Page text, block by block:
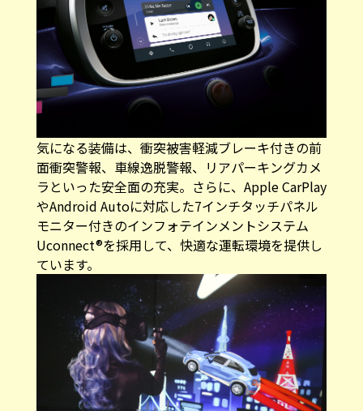
気になる装備は、衝突被害軽減ブレーキ付きの前
面衝突警報、車線逸脱警報、リアパーキングカメ
ラといった安全面の充実。さらに、Apple CarPlay
やAndroid Autoに対応した7インチタッチパネル
モニター付きのインフォテインメントシステム
Uconnect®を採用して、快適な運転環境を提供し
ています。